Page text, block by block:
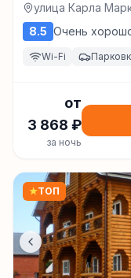
улица Карла
8.5 Очень
Wi-Fi
от
3 868 ₽
за ночь
★ТОП